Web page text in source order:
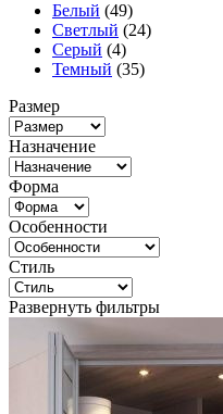
Белый (49)
Светлый (24)
Серый (4)
Темный (35)
Размер
Назначение
Форма
Особенности
Стиль
Развернуть фильтры